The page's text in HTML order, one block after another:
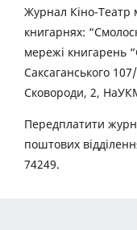
Журнал Кіно-Театр
книгарнях:
мережі книгарень
Саксаганського
Сковороди, 2,
Передплатити
поштових
74249.